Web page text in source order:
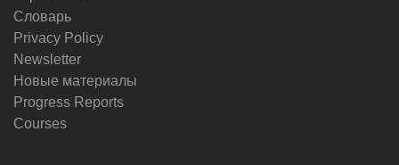
Словарь
Privacy Policy
Newsletter
Новые материалы
Progress Reports
Courses